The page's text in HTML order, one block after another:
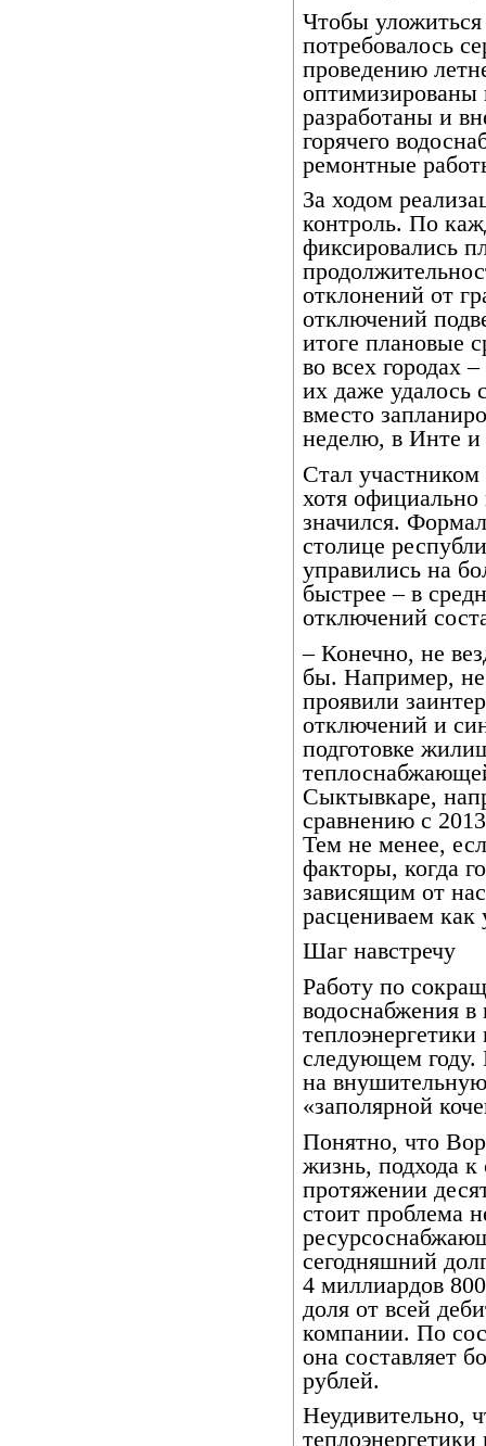
Чтобы
потребовалось
проведению
оптимизированы
разработаны и
горячего
ремонтные
За ходом
контроль. По
фиксировались
отклонений от
отключений
итоге плановые
во всех городах
их даже удалось
вместо
неделю, в Инте и
Стал
хотя официально
значился.
столице
управились на
быстрее – в
отключений
– Конечно, не
бы. Например,
проявили
отключений и
подготовке
Сыктывкаре,
сравнению с
Тем не менее,
факторы, когда
зависящим от
расцениваем
Шаг навстречу
Работу по
водоснабжения
следующем году.
на
«заполярной
Понятно, что
жизнь, подхода к
протяжении
стоит проблема
сегодняшний
4 миллиардов
доля от всей
компании. По
она составляет
рублей.
Неудивительно,